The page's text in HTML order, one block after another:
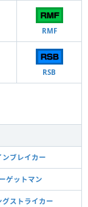
RMF
RSB
ンブレイカー
ゲットマン
グストライカー